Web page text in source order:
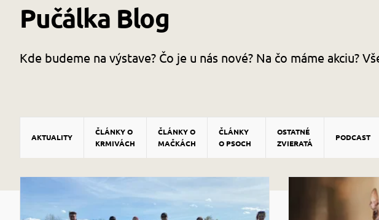
Pučálka Blog
Kde budeme na výstave? Čo je u nás nové? Na čo máme akciu?
AKTUALITY
ČLÁNKY O
KRMIVÁCH
ČLÁNKY O
MAČKÁCH
ČLÁNKY
O PSOCH
OSTATNÉ
ZVIERATÁ
PODCAST